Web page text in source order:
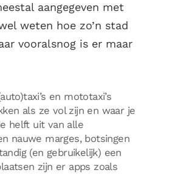
aangegeven met
weten hoe zo’n stad
vooralsnog is er maar
als ze vol zijn en waar je
helft uit van alle
nauwe marges, botsingen
(en gebruikelijk) een
zijn er apps zoals